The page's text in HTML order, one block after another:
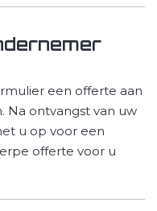
een offerte aan
Na ontvangst van uw
u op voor een
offerte voor u